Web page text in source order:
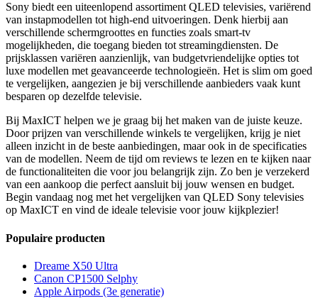
Sony biedt een uiteenlopend assortiment QLED televisies, variërend
van instapmodellen tot high-end uitvoeringen. Denk hierbij aan
verschillende schermgroottes en functies zoals smart-tv
mogelijkheden, die toegang bieden tot streamingdiensten. De
prijsklassen variëren aanzienlijk, van budgetvriendelijke opties tot
luxe modellen met geavanceerde technologieën. Het is slim om goed
te vergelijken, aangezien je bij verschillende aanbieders vaak kunt
besparen op dezelfde televisie.
Bij MaxICT helpen we je graag bij het maken van de juiste keuze.
Door prijzen van verschillende winkels te vergelijken, krijg je niet
alleen inzicht in de beste aanbiedingen, maar ook in de specificaties
van de modellen. Neem de tijd om reviews te lezen en te kijken naar
de functionaliteiten die voor jou belangrijk zijn. Zo ben je verzekerd
van een aankoop die perfect aansluit bij jouw wensen en budget.
Begin vandaag nog met het vergelijken van QLED Sony televisies
op MaxICT en vind de ideale televisie voor jouw kijkplezier!
Populaire producten
Dreame X50 Ultra
Canon CP1500 Selphy
Apple Airpods (3e generatie)